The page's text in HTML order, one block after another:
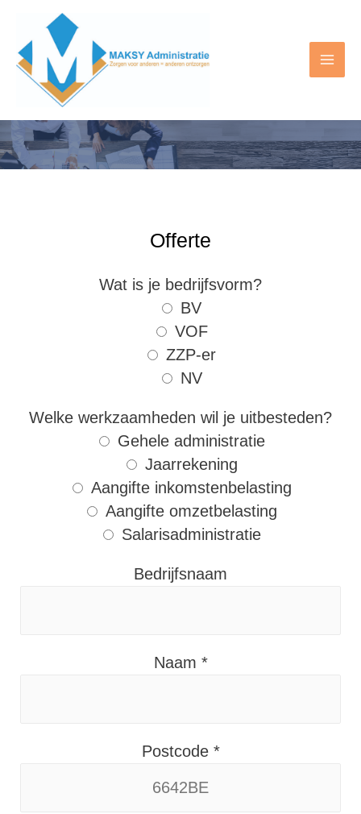
inhoud
Offerte
Wat is je bedrijfsvorm?
BV
VOF
ZZP-er
NV
Welke werkzaamheden wil je uitbesteden?
Gehele administratie
Jaarrekening
Aangifte inkomstenbelasting
Aangifte omzetbelasting
Salarisadministratie
Bedrijfsnaam
Naam *
Postcode *